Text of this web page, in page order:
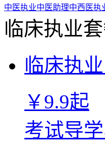
中医执业中医助理中西医执
临床执业
临床执
￥9.9起
考试导